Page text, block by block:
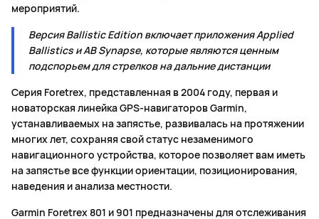
мероприятий.
Версия Ballistic Edition включает приложения Applied
Ballistics и AB Synapse, которые являются ценным
подспорьем для стрелков на дальние дистанции
Серия Foretrex, представленная в 2004 году, первая и
новаторская линейка GPS-навигаторов Garmin,
устанавливаемых на запястье, развивалась на протяжении
многих лет, сохраняя свой статус незаменимого
навигационного устройства, которое позволяет вам иметь
на запястье все функции ориентации, позиционирования,
наведения и анализа местности.
Garmin Foretrex 801 и 901 предназначены для отслеживания